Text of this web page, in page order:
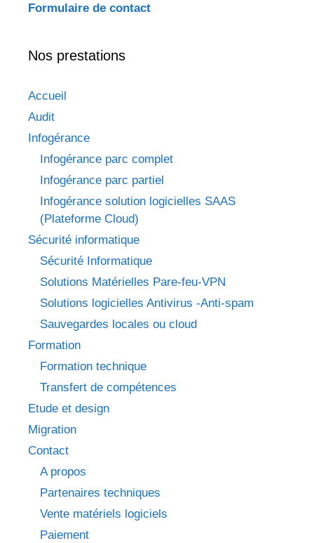
Formulaire de contact
Nos prestations
Accueil
Audit
Infogérance
Infogérance parc complet
Infogérance parc partiel
Infogérance solution logicielles SAAS
(Plateforme Cloud)
Sécurité informatique
Sécurité Informatique
Solutions Matérielles Pare-feu-VPN
Solutions logicielles Antivirus -Anti-spam
Sauvegardes locales ou cloud
Formation
Formation technique
Transfert de compétences
Etude et design
Migration
Contact
A propos
Partenaires techniques
Vente matériels logiciels
Paiement